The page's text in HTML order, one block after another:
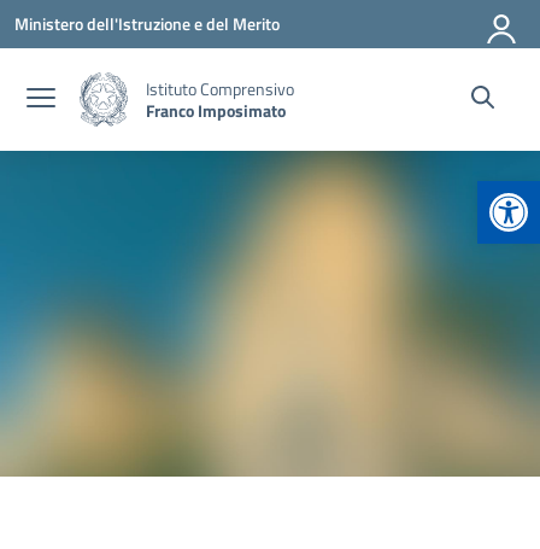
Vai ai contenuti
Vai al menu di navigazione
Vai al footer
Ministero dell'Istruzione e del Merito
Istituto Comprensivo
Franco Imposimato